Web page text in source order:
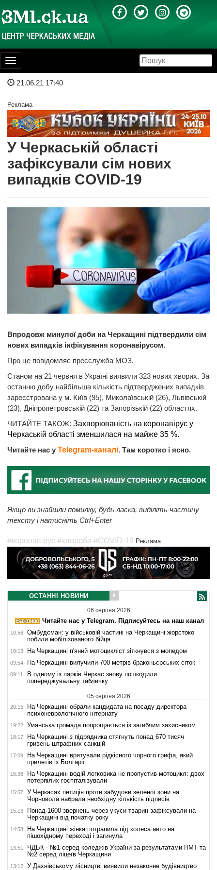
Toggle
navigation
21.06.21 17:40
Реклама
У Черкаській області
зафіксували сім нових
випадків COVID-19
Впродовж минулої доби на Черкащині підтвердили сім
нових випадків інфікування коронавірусом.
Про це повідомляє пресслужба МОЗ.
Станом на 21 червня в Україні виявили 323 нових хворих. За
останню добу найбільша кількість підтверджених випадків
зареєстрована у м. Київ (95), Миколаївській (26), Львівській
(23), Дніпропетровській (22) та Запорізькій (22) областях.
ЧИТАЙТЕ ТАКОЖ: Захворюваність на коронавірус у
Черкаській області зменшилася на майже 35 %.
Читайте нас у Telegram-каналі. Там коротко і ясно.
Якщо ви знайшли помилку, будь ласка, виділіть частину
тексту і натисніть Ctrl+Enter
#коронавірус #хвороба #COVID-19 Реклама
ОСТАННІ НОВИНИ
06 серпня 2026
Читайте нас у Telegram. Підписуйтесь на наш канал
10:58
Омбудсман: у військовій частині на Черкащині жорстоко
побили мобілізованого бійця
10:13 На Черкащині п'яний мотоцикліст зіткнувся з мопедом
09:54 На Черкащині вилучили 700 метрів браконьєрських сіток
09:11
В одному із парків Черкас знову пошкодили
попереджувальну табличку
05 серпня 2026
20:15
На Черкащині обрали кандидата на посаду директора
психоневрологічного інтернату
19:22 Уманська громада попрощається із загиблим захисником
18:17
На Черкащині з підрядника стягнуть понад 670 тисяч
гривень штрафних санкцій
17:09
На Черкащині врятували рідкісного чорного грифа, який
прилетів із Болгарії
16:38
На Черкащині водій легковика не пропустив мотоцикл: двох
потерпілих госпіталізували
15:57
У Черкасах петиція проти забудови зеленої зони на
Чорновола набрала необхідну кількість підписів
15:13
Понад 1600 звернень через укуси тварин зафіксували на
Черкащині від початку року
14:58
На Черкащині жінка потрапила під колеса авто на
пішохідному переході і загинула
13:51
ЧДБК - №1 серед коледжів України за результатами НМТ та
№2 серед ліцеїв Черкащини
13:12 У Дахнівському лісництві виявили незаконне будівництво